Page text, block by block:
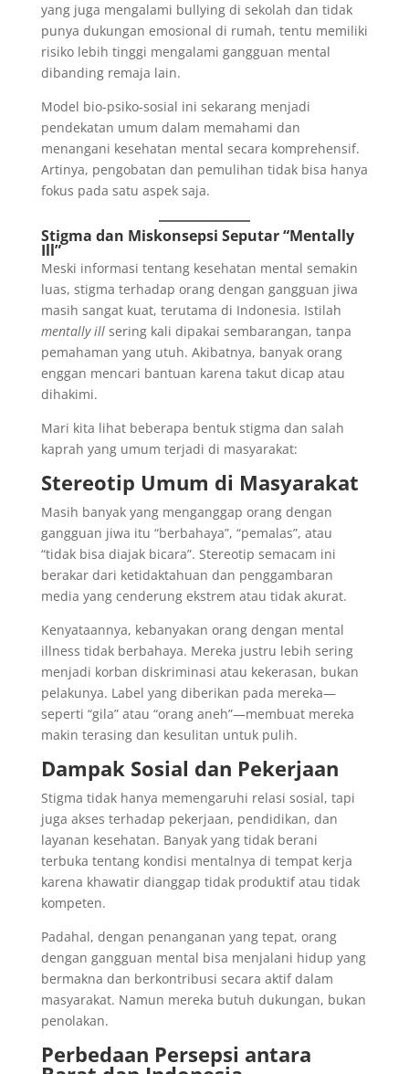
yang juga mengalami bullying di sekolah dan tidak
punya dukungan emosional di rumah, tentu memiliki
risiko lebih tinggi mengalami gangguan mental
dibanding remaja lain.
Model bio-psiko-sosial ini sekarang menjadi
pendekatan umum dalam memahami dan
menangani kesehatan mental secara komprehensif.
Artinya, pengobatan dan pemulihan tidak bisa hanya
fokus pada satu aspek saja.
Stigma dan Miskonsepsi Seputar “Mentally
Ill”
Meski informasi tentang kesehatan mental semakin
luas, stigma terhadap orang dengan gangguan jiwa
masih sangat kuat, terutama di Indonesia. Istilah
mentally illsering kali dipakai sembarangan, tanpa
pemahaman yang utuh. Akibatnya, banyak orang
enggan mencari bantuan karena takut dicap atau
dihakimi.
Mari kita lihat beberapa bentuk stigma dan salah
kaprah yang umum terjadi di masyarakat:
Stereotip Umum di Masyarakat
Masih banyak yang menganggap orang dengan
gangguan jiwa itu “berbahaya”, “pemalas”, atau
“tidak bisa diajak bicara”. Stereotip semacam ini
berakar dari ketidaktahuan dan penggambaran
media yang cenderung ekstrem atau tidak akurat.
Kenyataannya, kebanyakan orang dengan mental
illness tidak berbahaya. Mereka justru lebih sering
menjadi korban diskriminasi atau kekerasan, bukan
pelakunya. Label yang diberikan pada mereka—
seperti “gila” atau “orang aneh”—membuat mereka
makin terasing dan kesulitan untuk pulih.
Dampak Sosial dan Pekerjaan
Stigma tidak hanya memengaruhi relasi sosial, tapi
juga akses terhadap pekerjaan, pendidikan, dan
layanan kesehatan. Banyak yang tidak berani
terbuka tentang kondisi mentalnya di tempat kerja
karena khawatir dianggap tidak produktif atau tidak
kompeten.
Padahal, dengan penanganan yang tepat, orang
dengan gangguan mental bisa menjalani hidup yang
bermakna dan berkontribusi secara aktif dalam
masyarakat. Namun mereka butuh dukungan, bukan
penolakan.
Perbedaan Persepsi antara